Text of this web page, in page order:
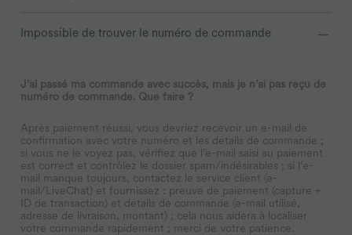
Impossible de trouver le numéro de commande
J’ai passé ma commande avec succès, mais je n’ai pas reçu de
numéro de commande. Que faire ?
Après paiement réussi, vous devriez recevoir un e-mail de
confirmation avec votre numéro et les détails de commande ;
si vous ne le voyez pas, vérifiez que l’e-mail saisi au paiement
est correct et contrôlez le dossier spam/indésirables ; si l’e-
mail manque toujours, contactez le service client (e-
mail/LiveChat) et fournissez : preuve de paiement (capture +
ID de transaction) et détails de commande (e-mail utilisé,
adresse de livraison, montant) ; cela nous aidera à localiser
votre commande rapidement ; merci de votre patience.